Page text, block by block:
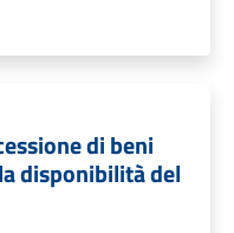
di beni
disponibilità del